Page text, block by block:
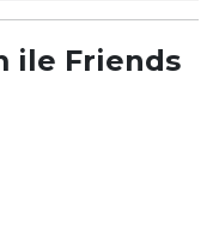
ile Friends